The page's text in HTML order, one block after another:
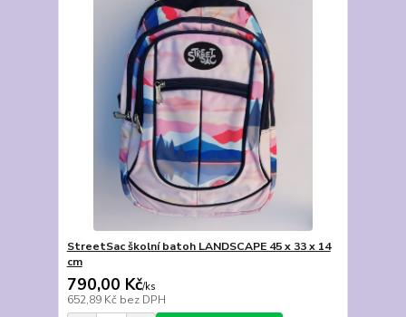
StreetSac školní batoh LANDSCAPE 45 x 33 x 14
cm
790,00 Kč/ks
652,89 Kč bez DPH